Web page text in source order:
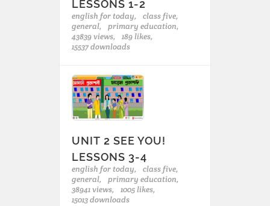
LESSONS 1-2
english for today,
class five,
general,
primary education,
43839 views,
189 likes,
15537 downloads
UNIT 2 SEE YOU!
LESSONS 3-4
english for today,
class five,
general,
primary education,
38941 views,
1005 likes,
15013 downloads